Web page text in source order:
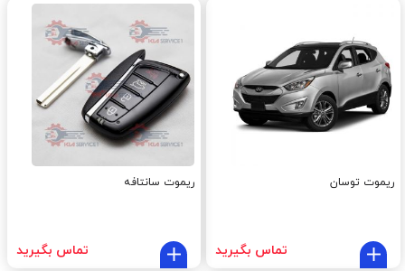
ریموت توسان
تماس بگیرید
ریموت سانتافه
تماس بگیرید